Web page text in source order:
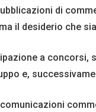
di
il desiderio che
a
e,
comunicazioni